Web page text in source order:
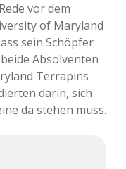
vor dem
of Maryland
sein Schöpfer
Absolventen
Terrapins
darin, sich
da stehen muss.